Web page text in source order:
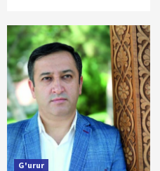
G'urur